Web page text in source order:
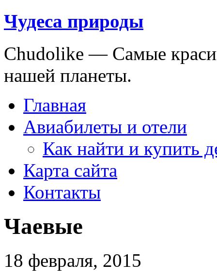
Чудеса природы
Chudolike — Cамые
нашей планеты.
Главная
Авиабилеты и отели
Как найти и купить
Карта сайта
Контакты
Чаевые
18 февраля, 2015